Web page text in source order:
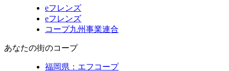
eフレンズ
eフレンズ
コープ九州事業連合
あなたの街のコープ
福岡県：エフコープ